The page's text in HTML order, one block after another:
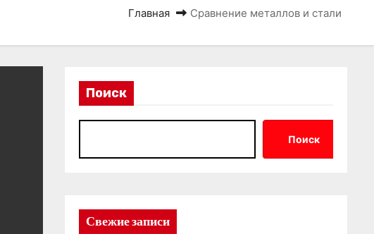
Главная Сравнение металлов и стали
Поиск
Поиск
Свежие записи